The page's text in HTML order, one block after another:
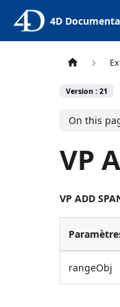
4D
Version : 21
On this
VP
VP ADD
rangeObj